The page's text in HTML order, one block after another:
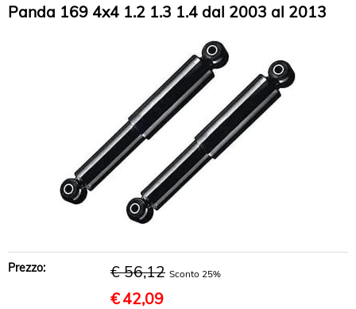
KIT TERGICRISTALLI
BRACCI SOSPENSIONE
DISCHI FRENO
INFO UTILI
Panda 169 4x4 1.2 1.3 1.4 dal 2003 al 2013
Prezzo: € 56,12 Sconto 25%
€42,09